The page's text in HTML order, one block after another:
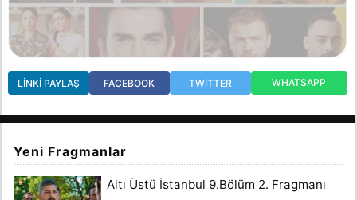
LINKI PAYLAŞ FACEBOOK TWITTER WHATSAPP
Yeni Fragmanlar
Altı Üstü İstanbul 9.Bölüm 2. Fragmanı